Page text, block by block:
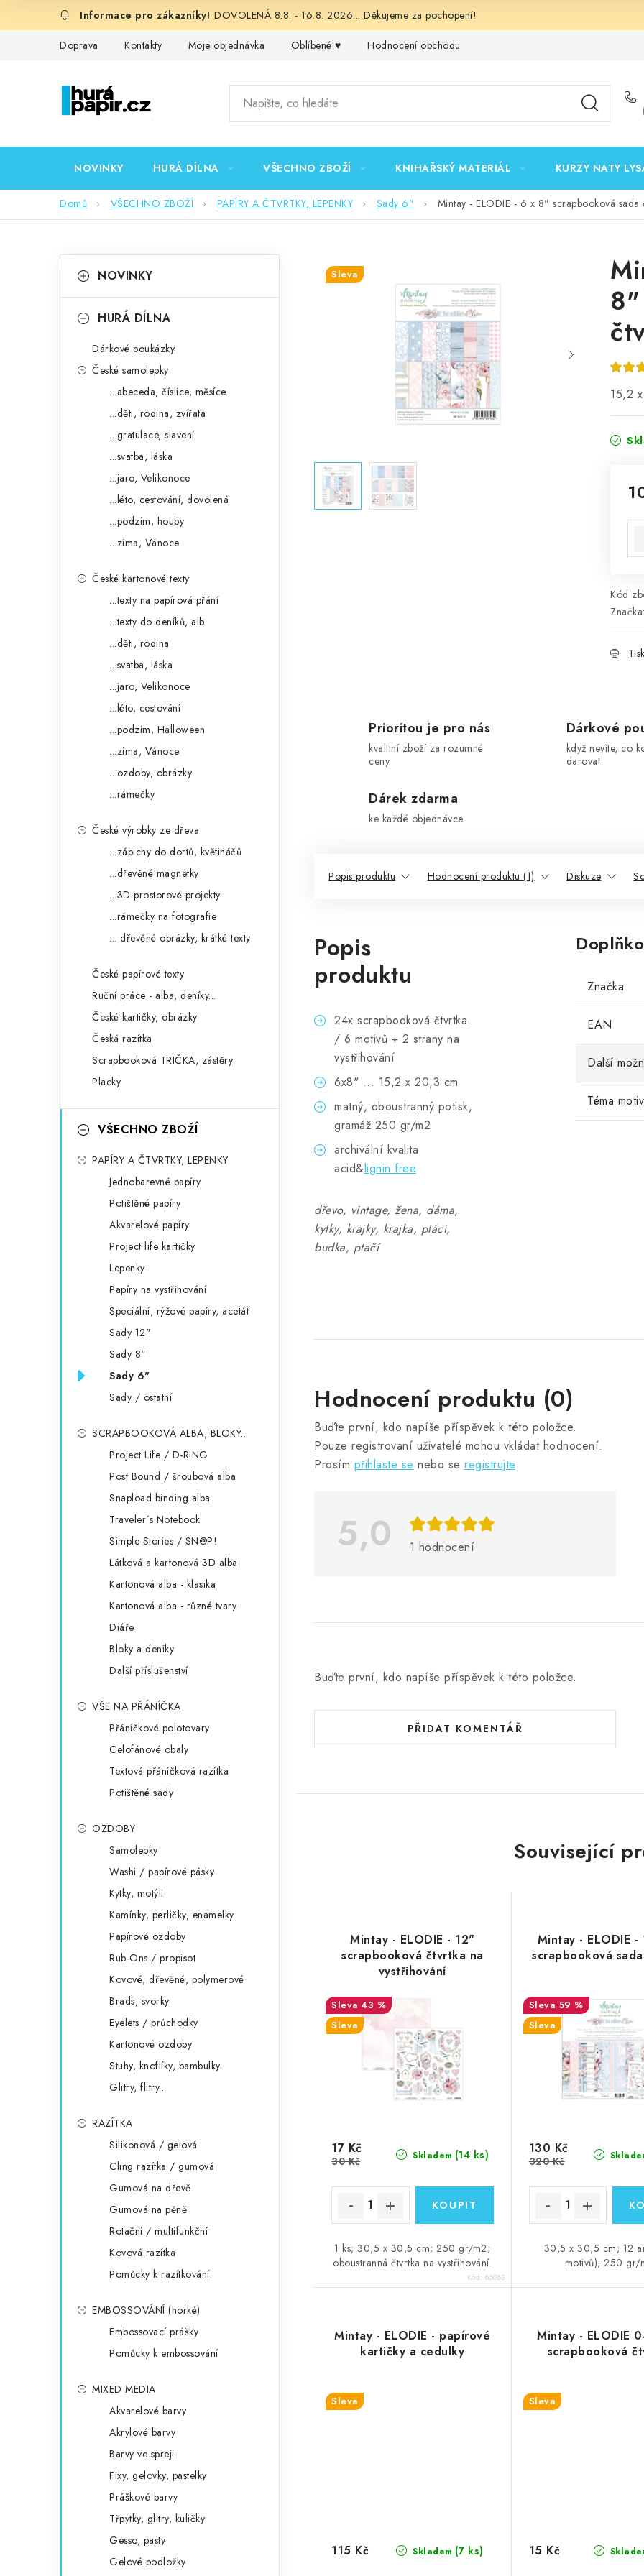
DOVOLENÁ 8.8. - 16.8. 2026... Děkujeme za pochopení!
Doprava Kontakty Moje objednávka Oblíbené ♥️ Hodnocení obchodu
NOVINKY HURÁ DÍLNA VŠECHNO ZBOŽÍ KNIHAŘSKÝ MATERIÁL KURZY NATY
Domů VŠECHNO ZBOŽÍ PAPÍRY A ČTVRTKY, LEPENKY Sady 6" Mintay - ELODIE - 6 x 8" scrapbooková sada
okategorie
a
NOVINKY
HURÁ DÍLNA
Dárkové poukázky
České samolepky
...abeceda, číslice, měsíce
...děti, rodina, zvířata
...gratulace, slavení
...svatba, láska
...jaro, Velikonoce
...léto, cestování, dovolená
...podzim, houby
...zima, Vánoce
České kartonové texty
...texty na papírová přání
...texty do deníků, alb
...děti, rodina
...svatba, láska
...jaro, Velikonoce
...léto, cestování
...podzim, Halloween
...zima, Vánoce
...ozdoby, obrázky
...rámečky
České výrobky ze dřeva
...zápichy do dortů, květináčů
...dřevěné magnetky
...3D prostorové projekty
...rámečky na fotografie
... dřevěné obrázky, krátké texty
České papírové texty
Ruční práce - alba, deníky...
České kartičky, obrázky
Česká razítka
Scrapbooková TRIČKA, zástěry
Placky
VŠECHNO ZBOŽÍ
PAPÍRY A ČTVRTKY, LEPENKY
Jednobarevné papíry
Potištěné papíry
Akvarelové papíry
Project life kartičky
Lepenky
Papíry na vystřihování
Speciální, rýžové papíry, acetát
Sady 12"
Sady 8"
Sady 6"
Sady / ostatní
SCRAPBOOKOVÁ ALBA, BLOKY...
Project Life / D-RING
Post Bound / šroubová alba
Snapload binding alba
Traveler´s Notebook
Simple Stories / SN@P!
Látková a kartonová 3D alba
Kartonová alba - klasika
Kartonová alba - různé tvary
Diáře
Bloky a deníky
Další příslušenství
VŠE NA PŘÁNÍČKA
Přáníčkové polotovary
Celofánové obaly
Textová přáníčková razítka
Potištěné sady
OZDOBY
Samolepky
Washi / papírové pásky
Kytky, motýli
Kamínky, perličky, enamelky
Papírové ozdoby
Rub-Ons / propisot
Kovové, dřevěné, polymerové
Brads, svorky
Eyelets / průchodky
Kartonové ozdoby
Stuhy, knoflíky, bambulky
Glitry, flitry...
RAZÍTKA
Silikonová / gelová
Cling razítka / gumová
Gumová na dřevě
Gumová na pěně
Rotační / multifunkční
Kovová razítka
Pomůcky k razítkování
EMBOSSOVÁNÍ (horké)
Embossovací prášky
Pomůcky k embossování
MIXED MEDIA
Akvarelové barvy
Akrylové barvy
Barvy ve spreji
Fixy, gelovky, pastelky
Práškové barvy
Třpytky, glitry, kuličky
Gesso, pasty
Gelové podložky
8"
15,2
Kód
Značka:
Tisk
Sleva
Prioritou je pro nás
kvalitní zboží za rozumné
ceny
Dárkové
když nevíte, co
darovat
Dárek zdarma
ke každé objednávce
Popis produktu Hodnocení produktu (1) Diskuze
Popis
produktu
24x scrapbooková čtvrtka
/ 6 motivů + 2 strany na
vystřihování
6x8" ... 15,2 x 20,3 cm
matný, oboustranný potisk,
gramáž 250 gr/m2
archivální kvalita
acid&lignin free
dřevo, vintage, žena, dáma,
kytky, krajky, krajka, ptáci,
budka, ptačí
Značka
EAN
Další
Téma
Hodnocení produktu (0)
Buďte první, kdo napíše příspěvek k této položce.
Pouze registrovaní uživatelé mohou vkládat hodnocení.
Prosím přihlaste se nebo se registrujte.
5,0 1 hodnocení
V
ý
p
i
n
í
Buďte první, kdo napíše příspěvek k této položce.
PŘIDAT KOMENTÁŘ
Související
Mintay - ELODIE - 12"
scrapbooková čtvrtka na
vystřihování
43 %
Sleva
Skladem (14 ks)
17 Kč
30 Kč
1 ks; 30,5 x 30,5 cm; 250 gr/m2;
oboustranná čtvrtka na vystřihování.
Kód:85083
Mintay - ELODIE -
scrapbooková
59 %
Sleva
130 Kč
320 Kč
30,5 x 30,5 cm; 12
motivů); 250 gr/
Mintay - ELODIE - papírové
kartičky a cedulky
Sleva
Skladem (7 ks)
115 Kč
Mintay - ELODIE
scrapbooková
Sleva
15 Kč